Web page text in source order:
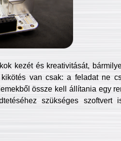
kezét és kreativitását,
van csak: a feladat ne
össze kell állítania egy
szükséges szoftvert